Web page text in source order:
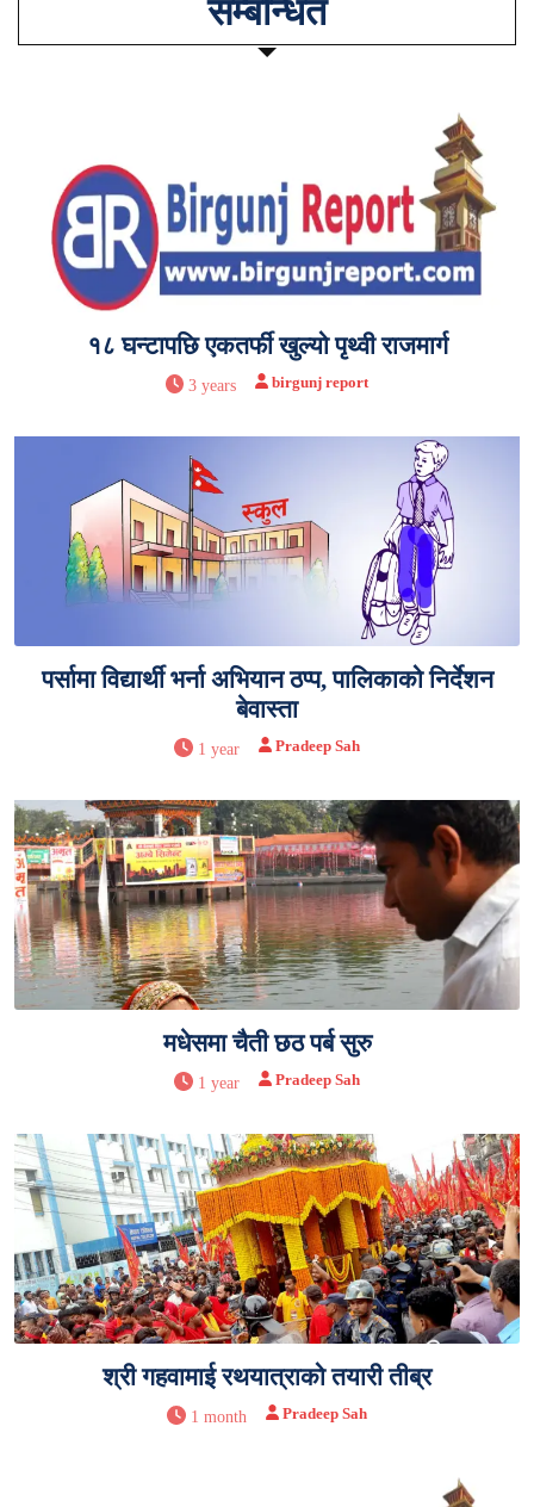
सम्बन्धित
१८ घन्टापछि एकतर्फी खुल्यो पृथ्वी राजमार्ग
3 years birgunj report
पर्सामा विद्यार्थी भर्ना अभियान ठप्प, पालिकाको निर्देशन
बेवास्ता
1 year Pradeep Sah
मधेसमा चैती छठ पर्ब सुरु
1 year Pradeep Sah
श्री गहवामाई रथयात्राको तयारी तीब्र
1 month Pradeep Sah